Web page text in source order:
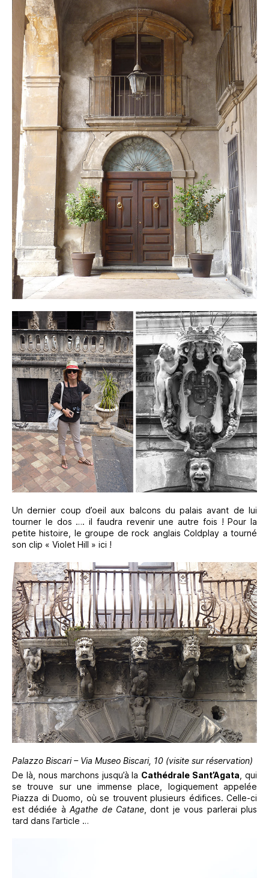
Un dernier coup d’oeil aux balcons du palais avant de lui
tourner le dos …. il faudra revenir une autre fois ! Pour la
petite histoire, le groupe de rock anglais Coldplay a tourné
son clip « Violet Hill » ici !
Palazzo Biscari – Via Museo Biscari, 10 (visite sur réservation)
De là, nous marchons jusqu’à la Cathédrale Sant’Agata , qui
se trouve sur une immense place, logiquement appelée
Piazza di Duomo, où se trouvent plusieurs édifices. Celle-ci
est dédiée àAgathe de Catane , dont je vous parlerai plus
tard dans l’article …